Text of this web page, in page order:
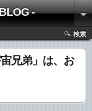
-
検索
兄弟」は、お